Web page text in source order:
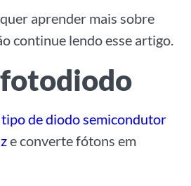
aprender mais sobre
continue lendo esse artigo.
tipo de diodosemicondutor
e converte fótons em